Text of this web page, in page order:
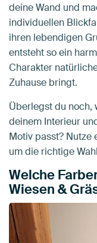
deine Wand und
individuellen
ihren lebendigen
entsteht so ein
Charakter
Zuhause bringt.
Überlegst du noch,
deinem Interieur
Motiv passt? Nutze
um die richtige
Welche
Wiesen &